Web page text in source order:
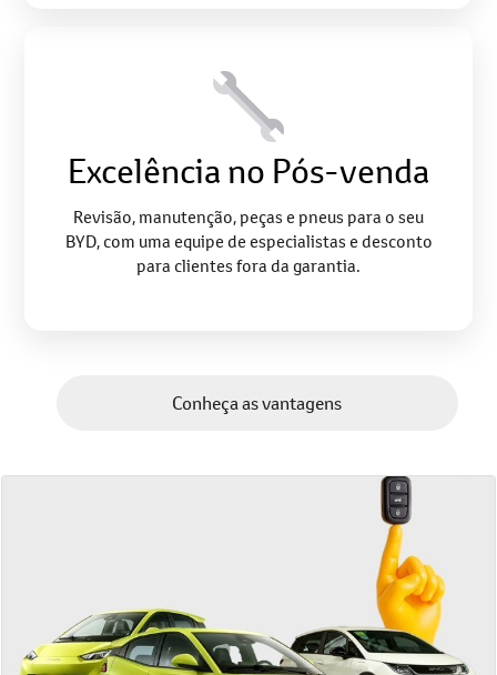
Excelência no Pós-venda
Revisão, manutenção, peças e pneus para o seu
BYD, com uma equipe de especialistas e desconto
para clientes fora da garantia.